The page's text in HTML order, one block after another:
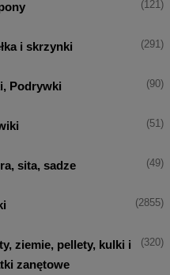
(121)
i skrzynki (291)
Podrywki (90)
(51)
sita, sadze (49)
(2855)
ziemie, pellety, kulki i
zanętowe
(320)